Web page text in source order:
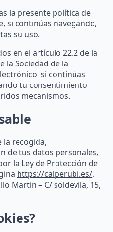
la presente política de
si continúas navegando,
su uso.
en el artículo 22.2 de la
la Sociedad de la
si continúas
tu consentimiento
mecanismos.
la recogida,
de tus datos personales,
la Ley de Protección de
https://calperubi.es/,
Martin – C/ soldevila, 15,